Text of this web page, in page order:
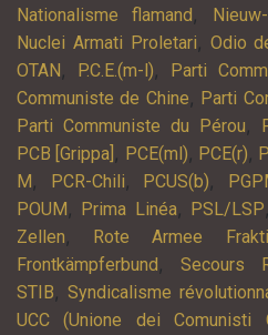
Nationalisme flamand ,
Nuclei Armati Proletari, Odio
OTAN , P.C.E.(m-l), Parti
Communiste de Chine, Parti
Parti Communiste du Pérou,
PCB [Grippa] , PCE(ml), PCE(r),
M , PCR-Chili, PCUS(b),
POUM , Prima Linéa, PSL/LSP,
Zellen, Rote Armee
Frontkämpferbund , Secours
STIB, Syndicalisme
UCC (Unione dei Comunisti